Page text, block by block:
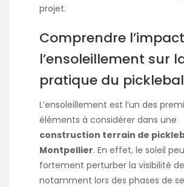
projet.
Comprendre
l’ensoleillement sur
pratique du
L’ensoleillement est l’un des
éléments à considérer dans une
construction terrain de
Montpellier. En effet, le soleil
fortement perturber la visibilité
notamment lors des phases de